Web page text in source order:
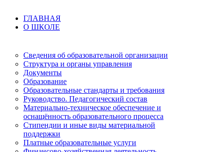
ГЛАВНАЯ
О ШКОЛЕ
Сведения об образовательной организации
Структура и органы управления
Документы
Образование
Образовательные стандарты и требования
Руководство. Педагогический состав
Материально-техническое обеспечение и
оснащённость образовательного процесса
Стипендии и иные виды материальной
поддержки
Платные образовательные услуги